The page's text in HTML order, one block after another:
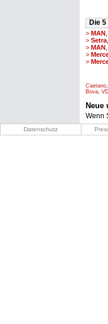
Die
> MAN
> Setra
> MAN
>
>
Caetano,
Bova,
Neue
Wenn
Datenschutz